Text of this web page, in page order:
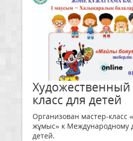
Художественный
класс для детей
Организован мастер-
жұмыс» к
детей.